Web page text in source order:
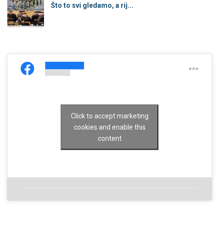
Što to svi gledamo, a rij...
Click to accept marketing
cookies and enable this
content